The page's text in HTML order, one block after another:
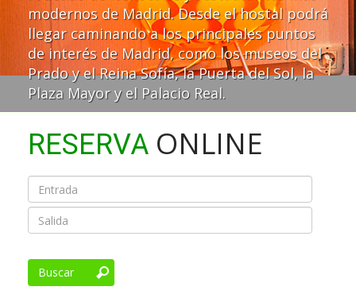
modernos de Madrid. Desde el hostal podrá
llegar caminando a los principales puntos
de interés de Madrid, como los museos del
Prado y el Reina Sofía, la Puerta del Sol, la
Plaza Mayor y el Palacio Real.
RESERVA ONLINE
Buscar